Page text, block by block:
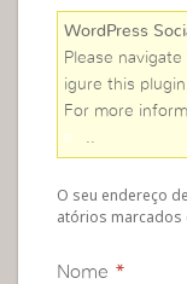
WordPress
Please navigate
igure this
For more
e
..
O seu endereço
atórios
Nome *